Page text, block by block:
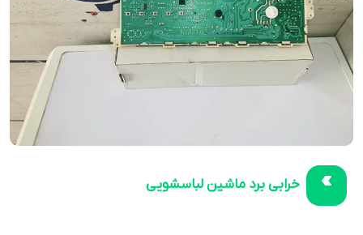
خرابی برد ماشین لباسشویی